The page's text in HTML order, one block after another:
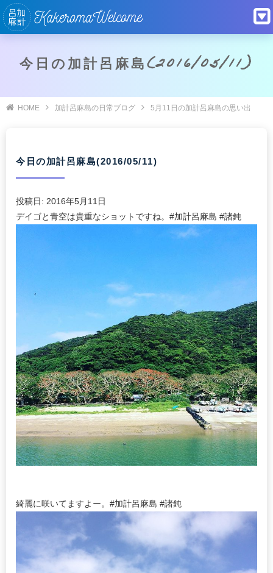
今日の加計呂麻島(2016/05/11)
HOME 加計呂麻島の日常ブログ 5月11日の加計呂麻島の思い出
今日の加計呂麻島(2016/05/11)
投稿日: 2016年5月11日
デイゴと青空は貴重なショットですね。#加計呂麻島 #諸鈍
綺麗に咲いてますよー。#加計呂麻島 #諸鈍